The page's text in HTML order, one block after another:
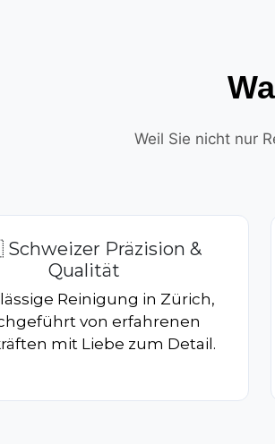
Weil Sie nicht nur
Präzision &
Qualität
Reinigung in Zürich,
von erfahrenen
mit Liebe zum Detail.